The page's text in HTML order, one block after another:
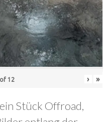
of 12 › »
Stück Offroad,